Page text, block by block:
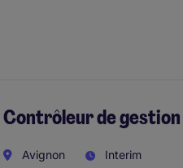
Contrôleur de gestion
Avignon Interim